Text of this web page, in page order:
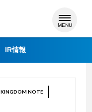
MENU
IR情報
KINGDOM NOTE